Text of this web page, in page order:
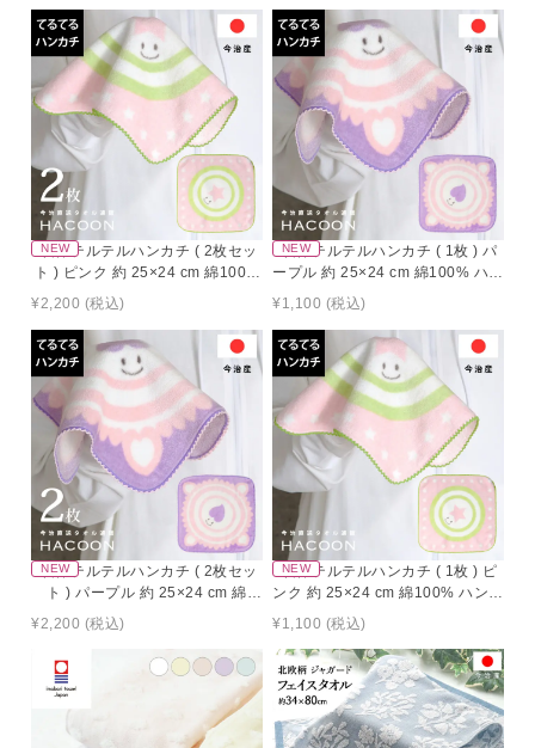
今治 テルテルハンカチ ( 2枚セッ
ト ) ピンク 約 25×24 cm 綿100%
ハンカチ タオルハンカチ てるて
る坊主 ミニハンカチ ハンド プレ
ゼント ギフト
¥2,200 (税込)
今治 テルテルハンカチ ( 1枚 ) パ
ープル 約 25×24 cm 綿100% ハン
カチ タオルハンカチ てるてる坊
主 ミニハンカチ ハンド プレゼン
ト ギフト
¥1,100 (税込)
今治 テルテルハンカチ ( 2枚セッ
ト ) パープル 約 25×24 cm 綿
100% ハンカチ タオルハンカチ
てるてる坊主 ミニハンカチ ハン
ド プレゼント ギフト
¥2,200 (税込)
今治 テルテルハンカチ ( 1枚 ) ピ
ンク 約 25×24 cm 綿100% ハンカ
チ タオルハンカチ てるてる坊主
ミニハンカチ ハンド プレゼント
ギフト
¥1,100 (税込)